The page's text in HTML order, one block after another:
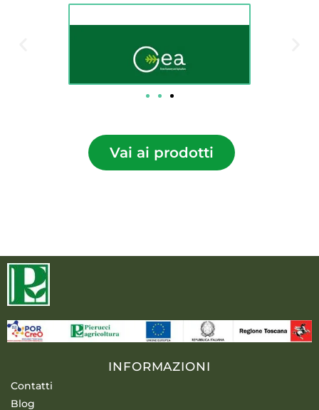
Vai ai prodotti
INFORMAZIONI
Contatti
Blog